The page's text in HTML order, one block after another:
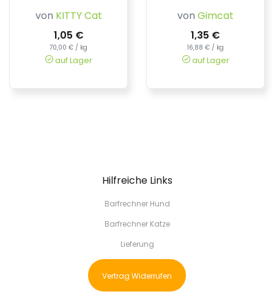
von KITTY Cat
1,05 €
70,00 € / kg
auf Lager
von Gimcat
1,35 €
16,88 € / kg
auf Lager
Hilfreiche Links
Barfrechner Hund
Barfrechner Katze
Lieferung
Vertrag Widerrufen